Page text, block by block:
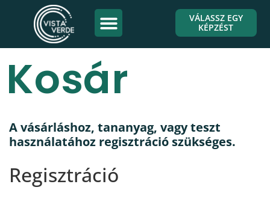
VÁLASSZ EGY
KÉPZÉST
Kosár
A vásárláshoz, tananyag, vagy teszt
használatához regisztráció szükséges.
Regisztráció